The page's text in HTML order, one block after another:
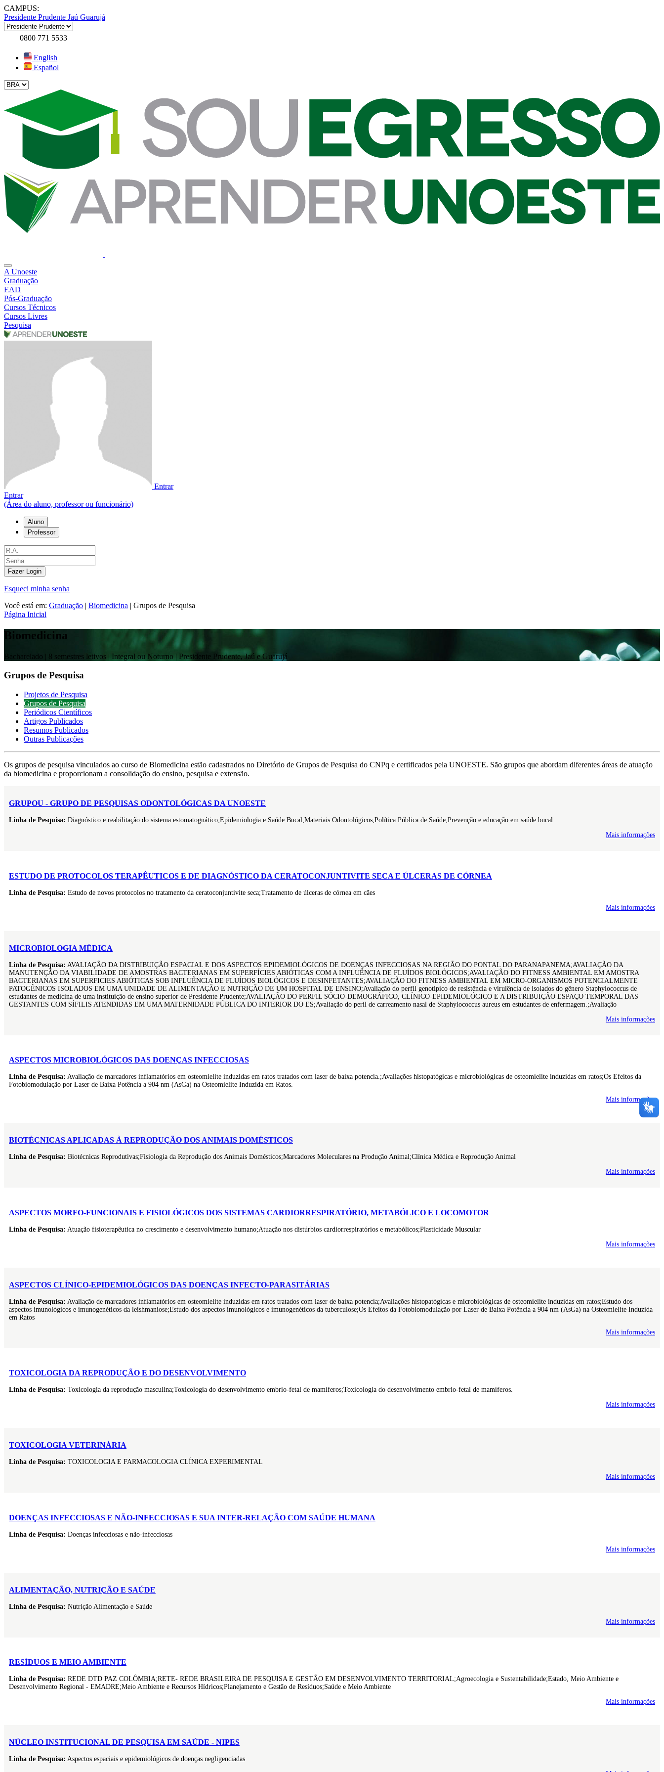
CAMPUS:
Presidente Prudente Jaú Guarujá
0800 771 5533
English
Español
A Unoeste
Graduação
EAD
Pós-Graduação
Cursos Técnicos
Cursos Livres
Pesquisa
Entrar
Entrar
(Área do aluno, professor ou funcionário)
Aluno
Professor
Fazer Login
Esqueci minha senha
Você está em: Graduação | Biomedicina | Grupos de Pesquisa
Página Inicial
Biomedicina
Bacharelado | 8 semestres letivos | Integral ou Noturno | Presidente Prudente, Jaú e Guarujá
Grupos de Pesquisa
Projetos de Pesquisa
Grupos de Pesquisa
Periódicos Científicos
Artigos Publicados
Resumos Publicados
Outras Publicações
Os grupos de pesquisa vinculados ao curso de Biomedicina estão cadastrados no Diretório de Grupos de Pesquisa do CNPq e certificados pela UNOESTE. São grupos que abordam diferentes áreas de atuação
da biomedicina e proporcionam a consolidação do ensino, pesquisa e extensão.
GRUPOU - GRUPO DE PESQUISAS ODONTOLÓGICAS DA UNOESTE
Linha de Pesquisa: Diagnóstico e reabilitação do sistema estomatognático;Epidemiologia e Saúde Bucal;Materiais Odontológicos;Política Pública de Saúde;Prevenção e educação em saúde bucal
Mais informações
ESTUDO DE PROTOCOLOS TERAPÊUTICOS E DE DIAGNÓSTICO DA CERATOCONJUNTIVITE SECA E ÚLCERAS DE CÓRNEA
Linha de Pesquisa: Estudo de novos protocolos no tratamento da ceratoconjuntivite seca;Tratamento de úlceras de córnea em cães
Mais informações
MICROBIOLOGIA MÉDICA
Linha de Pesquisa: AVALIAÇÃO DA DISTRIBUIÇÃO ESPACIAL E DOS ASPECTOS EPIDEMIOLÓGICOS DE DOENÇAS INFECCIOSAS NA REGIÃO DO PONTAL DO PARANAPANEMA;AVALIAÇÃO DA
MANUTENÇÃO DA VIABILIDADE DE AMOSTRAS BACTERIANAS EM SUPERFÍCIES ABIÓTICAS COM A INFLUÊNCIA DE FLUÍDOS BIOLÓGICOS;AVALIAÇÃO DO FITNESS AMBIENTAL EM AMOSTRA
BACTERIANAS EM SUPERFICIES ABIÓTICAS SOB INFLUÊNCIA DE FLUÍDOS BIOLÓGICOS E DESINFETANTES;AVALIAÇÃO DO FITNESS AMBIENTAL EM MICRO-ORGANISMOS POTENCIALMENTE
PATOGÊNICOS ISOLADOS EM UMA UNIDADE DE ALIMENTAÇÃO E NUTRIÇÃO DE UM HOSPITAL DE ENSINO;Avaliação do perfil genotipico de resistência e virulência de isolados do gênero Staphylococcus de
estudantes de medicina de uma instituição de ensino superior de Presidente Prudente;AVALIAÇÃO DO PERFIL SÓCIO-DEMOGRÁFICO, CLÍNICO-EPIDEMIOLÓGICO E A DISTRIBUIÇÃO ESPAÇO TEMPORAL DAS
GESTANTES COM SÍFILIS ATENDIDAS EM UMA MATERNIDADE PÚBLICA DO INTERIOR DO ES;Avaliação do peril de carreamento nasal de Staphylococcus aureus em estudantes de enfermagem.;Avaliação
Mais informações
ASPECTOS MICROBIOLÓGICOS DAS DOENÇAS INFECCIOSAS
Linha de Pesquisa: Avaliação de marcadores inflamatórios em osteomielite induzidas em ratos tratados com laser de baixa potencia.;Avaliações histopatógicas e microbiológicas de osteomielite induzidas em ratos;Os Efeitos da
Fotobiomodulação por Laser de Baixa Potência a 904 nm (AsGa) na Osteomielite Induzida em Ratos.
Mais informações
BIOTÉCNICAS APLICADAS À REPRODUÇÃO DOS ANIMAIS DOMÉSTICOS
Linha de Pesquisa: Biotécnicas Reprodutivas;Fisiologia da Reprodução dos Animais Domésticos;Marcadores Moleculares na Produção Animal;Clínica Médica e Reprodução Animal
Mais informações
ASPECTOS MORFO-FUNCIONAIS E FISIOLÓGICOS DOS SISTEMAS CARDIORRESPIRATÓRIO, METABÓLICO E LOCOMOTOR
Linha de Pesquisa: Atuação fisioterapêutica no crescimento e desenvolvimento humano;Atuação nos distúrbios cardiorrespiratórios e metabólicos;Plasticidade Muscular
Mais informações
ASPECTOS CLÍNICO-EPIDEMIOLÓGICOS DAS DOENÇAS INFECTO-PARASITÁRIAS
Linha de Pesquisa: Avaliação de marcadores inflamatórios em osteomielite induzidas em ratos tratados com laser de baixa potencia;Avaliações histopatógicas e microbiológicas de osteomielite induzidas em ratos;Estudo dos
aspectos imunológicos e imunogenéticos da leishmaniose;Estudo dos aspectos imunológicos e imunogenéticos da tuberculose;Os Efeitos da Fotobiomodulação por Laser de Baixa Potência a 904 nm (AsGa) na Osteomielite Induzida
em Ratos
Mais informações
TOXICOLOGIA DA REPRODUÇÃO E DO DESENVOLVIMENTO
Linha de Pesquisa: Toxicologia da reprodução masculina;Toxicologia do desenvolvimento embrio-fetal de mamíferos;Toxicologia do desenvolvimento embrio-fetal de mamíferos.
Mais informações
TOXICOLOGIA VETERINÁRIA
Linha de Pesquisa: TOXICOLOGIA E FARMACOLOGIA CLÍNICA EXPERIMENTAL
Mais informações
DOENÇAS INFECCIOSAS E NÃO-INFECCIOSAS E SUA INTER-RELAÇÃO COM SAÚDE HUMANA
Linha de Pesquisa: Doenças infecciosas e não-infecciosas
Mais informações
ALIMENTAÇÃO, NUTRIÇÃO E SAÚDE
Linha de Pesquisa: Nutrição Alimentação e Saúde
Mais informações
RESÍDUOS E MEIO AMBIENTE
Linha de Pesquisa: REDE DTD PAZ COLÔMBIA;RETE- REDE BRASILEIRA DE PESQUISA E GESTÃO EM DESENVOLVIMENTO TERRITORIAL;Agroecologia e Sustentabilidade;Estado, Meio Ambiente e
Desenvolvimento Regional - EMADRE;Meio Ambiente e Recursos Hídricos;Planejamento e Gestão de Resíduos;Saúde e Meio Ambiente
Mais informações
NÚCLEO INSTITUCIONAL DE PESQUISA EM SAÚDE - NIPES
Linha de Pesquisa: Aspectos espaciais e epidemiológicos de doenças negligenciadas